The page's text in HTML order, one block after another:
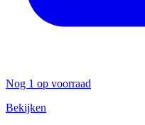
Nog 1 op voorraad
Bekijken